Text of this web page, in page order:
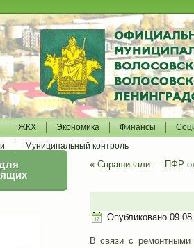
ЖКХ Экономика Финансы
Муниципальный контроль
« Спрашивали — ПФР
Опубликовано
В связи с ремонтными